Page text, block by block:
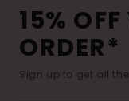
15%
ORDER*
Sign up to get all